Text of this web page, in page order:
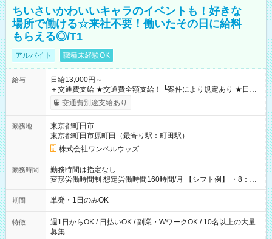
ちいさいかわいいキャラのイベントも！好きな
場所で働ける☆来社不要！働いたその日に給料
もらえる◎/T1
アルバイト 職種未経験OK
給与
日給13,000円～
＋交通費支給 ★交通費全額支給！ ┗案件により規定あり ★日払
いOK！（規定あり） ┗働いたその日に現金GET♪ お仕事後はコ
ンビニATMから 日払い分を引き落とせます！ 【試用期間】試
交通費別途支給あり
勤務地
東京都町田市
東京都町田市原町田（最寄り駅：町田駅）
株式会社ワンベルウッズ
勤務時間
勤務時間は指定なし
変形労働時間制 想定労働時間160時間/月 【シフト例】 ・8：00
～21：00
期間 単発・1日のみOK
特徴
週1日からOK / 日払いOK / 副業・WワークOK / 10名以上の大量
募集